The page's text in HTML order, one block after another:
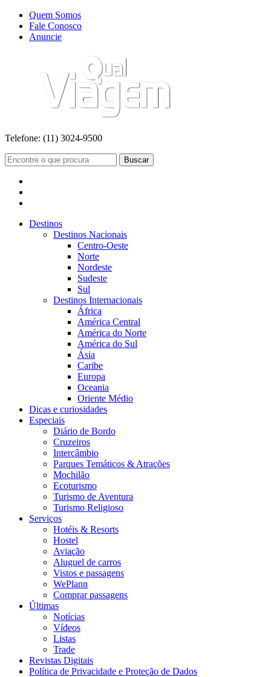
Quem Somos
Fale Conosco
Anuncie
Telefone: (11) 3024-9500
Buscar
Destinos
Destinos Nacionais
Centro-Oeste
Norte
Nordeste
Sudeste
Sul
Destinos Internacionais
África
América Central
América do Norte
América do Sul
Ásia
Caribe
Europa
Oceania
Oriente Médio
Dicas e curiosidades
Especiais
Diário de Bordo
Cruzeiros
Intercâmbio
Parques Temáticos & Atrações
Mochilão
Ecoturismo
Turismo de Aventura
Turismo Religioso
Serviços
Hotéis & Resorts
Hostel
Aviação
Aluguel de carros
Vistos e passagens
WePlann
Comprar passagens
Últimas
Notícias
Vídeos
Listas
Trade
Revistas Digitais
Política de Privacidade e Proteção de Dados